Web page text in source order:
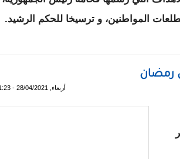
المواطنين، و ترسيخا للحكم الرشيد.
الحزب الحاكم /صور
رمضان
أربعاء, 28/04/2021 - 11:23